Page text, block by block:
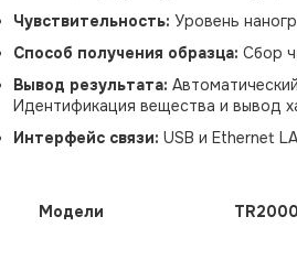
Чувствительность: Уровень
Способ получения образца: Сбор
Вывод результата:
Идентификация вещества и вывод
Интерфейс связи: USB и Ethernet
Модели